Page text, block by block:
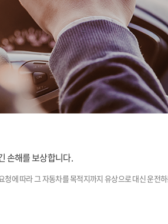
손해를 보상합니다.
에 따라 그 자동차를 목적지까지 유상으로 대신 운전